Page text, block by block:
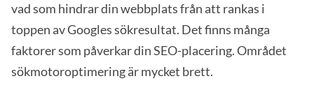
vad som hindrar din webbplats från att rankas i
toppen av Googles sökresultat. Det finns många
faktorer som påverkar din SEO-placering. Området
sökmotoroptimering är mycket brett.